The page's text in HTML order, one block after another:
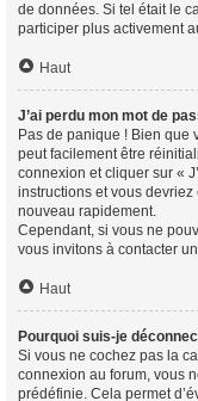
de données. Si tel était le
participer plus activement
Haut
J’ai perdu mon mot de
Pas de panique ! Bien que
peut facilement être
connexion et cliquer sur «
instructions et vous
nouveau rapidement.
Cependant, si vous ne
vous invitons à contacter
Haut
Pourquoi suis-je
Si vous ne cochez pas la
connexion au forum, vous
prédéfinie. Cela permet